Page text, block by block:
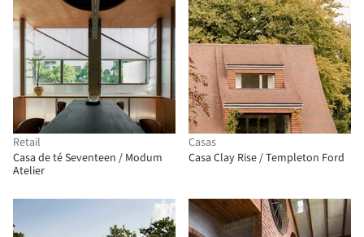
Retail
Casa de té Seventeen / Modum
Atelier
Casas
Casa Clay Rise / Templeton Ford